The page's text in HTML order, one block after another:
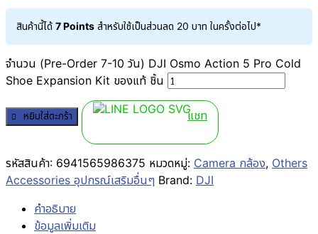
สินค้านี้ได้ 7 Points สำหรับใช้เป็นส่วนลด 20 บาท ในครั้งต่อไป*
จำนวน (Pre-Order 7-10 วัน) DJI Osmo Action 5 Pro Cold
Shoe Expansion Kit ของแท้ ชิ้น
หยิบใส่ตะกร้า แชท
รหัสสินค้า: 6941565986375 หมวดหมู่: Camera กล้อง, Others
Accessories อุปกรณ์เสริมอื่นๆ Brand: DJI
คำอธิบาย
ข้อมูลเพิ่มเติม